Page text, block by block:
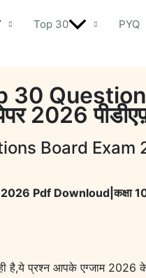
Top 30 PYQ
30
पेपर 2026
Board Exam
Downloud|कक्षा 10 गृह
है,ये प्रश्न आपके एग्जाम 2026